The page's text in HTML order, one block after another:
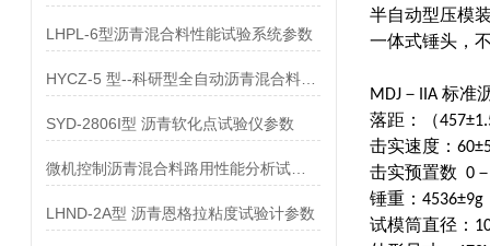
LHPL-6型沥青混合料性能试验系统参数
SYD-2806I型 沥青软化点试验仪参数
LHND-2A型 沥青恩格拉粘度试验计参数
半自动型压模
一体式锤头，
MDJ－IIA 标准
落距：（
击实速度：
击实预置数 0
锤重：4536±9g
试模筒直径：